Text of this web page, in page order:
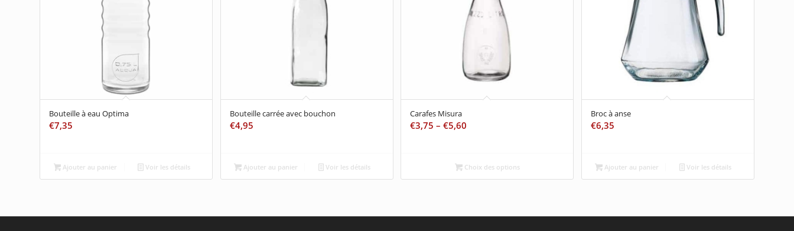
Bouteille à eau Optima
€7,35
Ajouter au panier Voir les détails
Bouteille carrée avec bouchon
€4,95
Ajouter au panier Voir les détails
Carafes Misura
€3,75 –€5,60
Choix des options
Broc à anse
€6,35
Ajouter au panier Voir les détails